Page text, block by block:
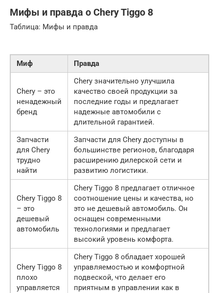
Мифы и правда о Chery Tiggo 8
Таблица: Мифы и правда
Миф Правда
Chery – это
ненадежный
бренд
Chery значительно улучшила
качество своей продукции за
последние годы и предлагает
надежные автомобили с
длительной гарантией.
Запчасти
для Chery
трудно
найти
Запчасти для Chery доступны в
большинстве регионов, благодаря
расширению дилерской сети и
развитию логистики.
Chery Tiggo 8
– это
дешевый
автомобиль
Chery Tiggo 8 предлагает отличное
соотношение цены и качества, но
это не дешевый автомобиль. Он
оснащен современными
технологиями и предлагает
высокий уровень комфорта.
Chery Tiggo 8
плохо
управляется
Chery Tiggo 8 обладает хорошей
управляемостью и комфортной
подвеской, что делает его
приятным в управлении как в